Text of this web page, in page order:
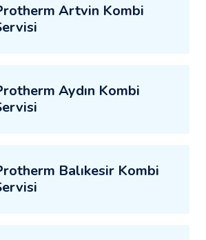
Artvin Kombi
Aydın Kombi
Balıkesir Kombi